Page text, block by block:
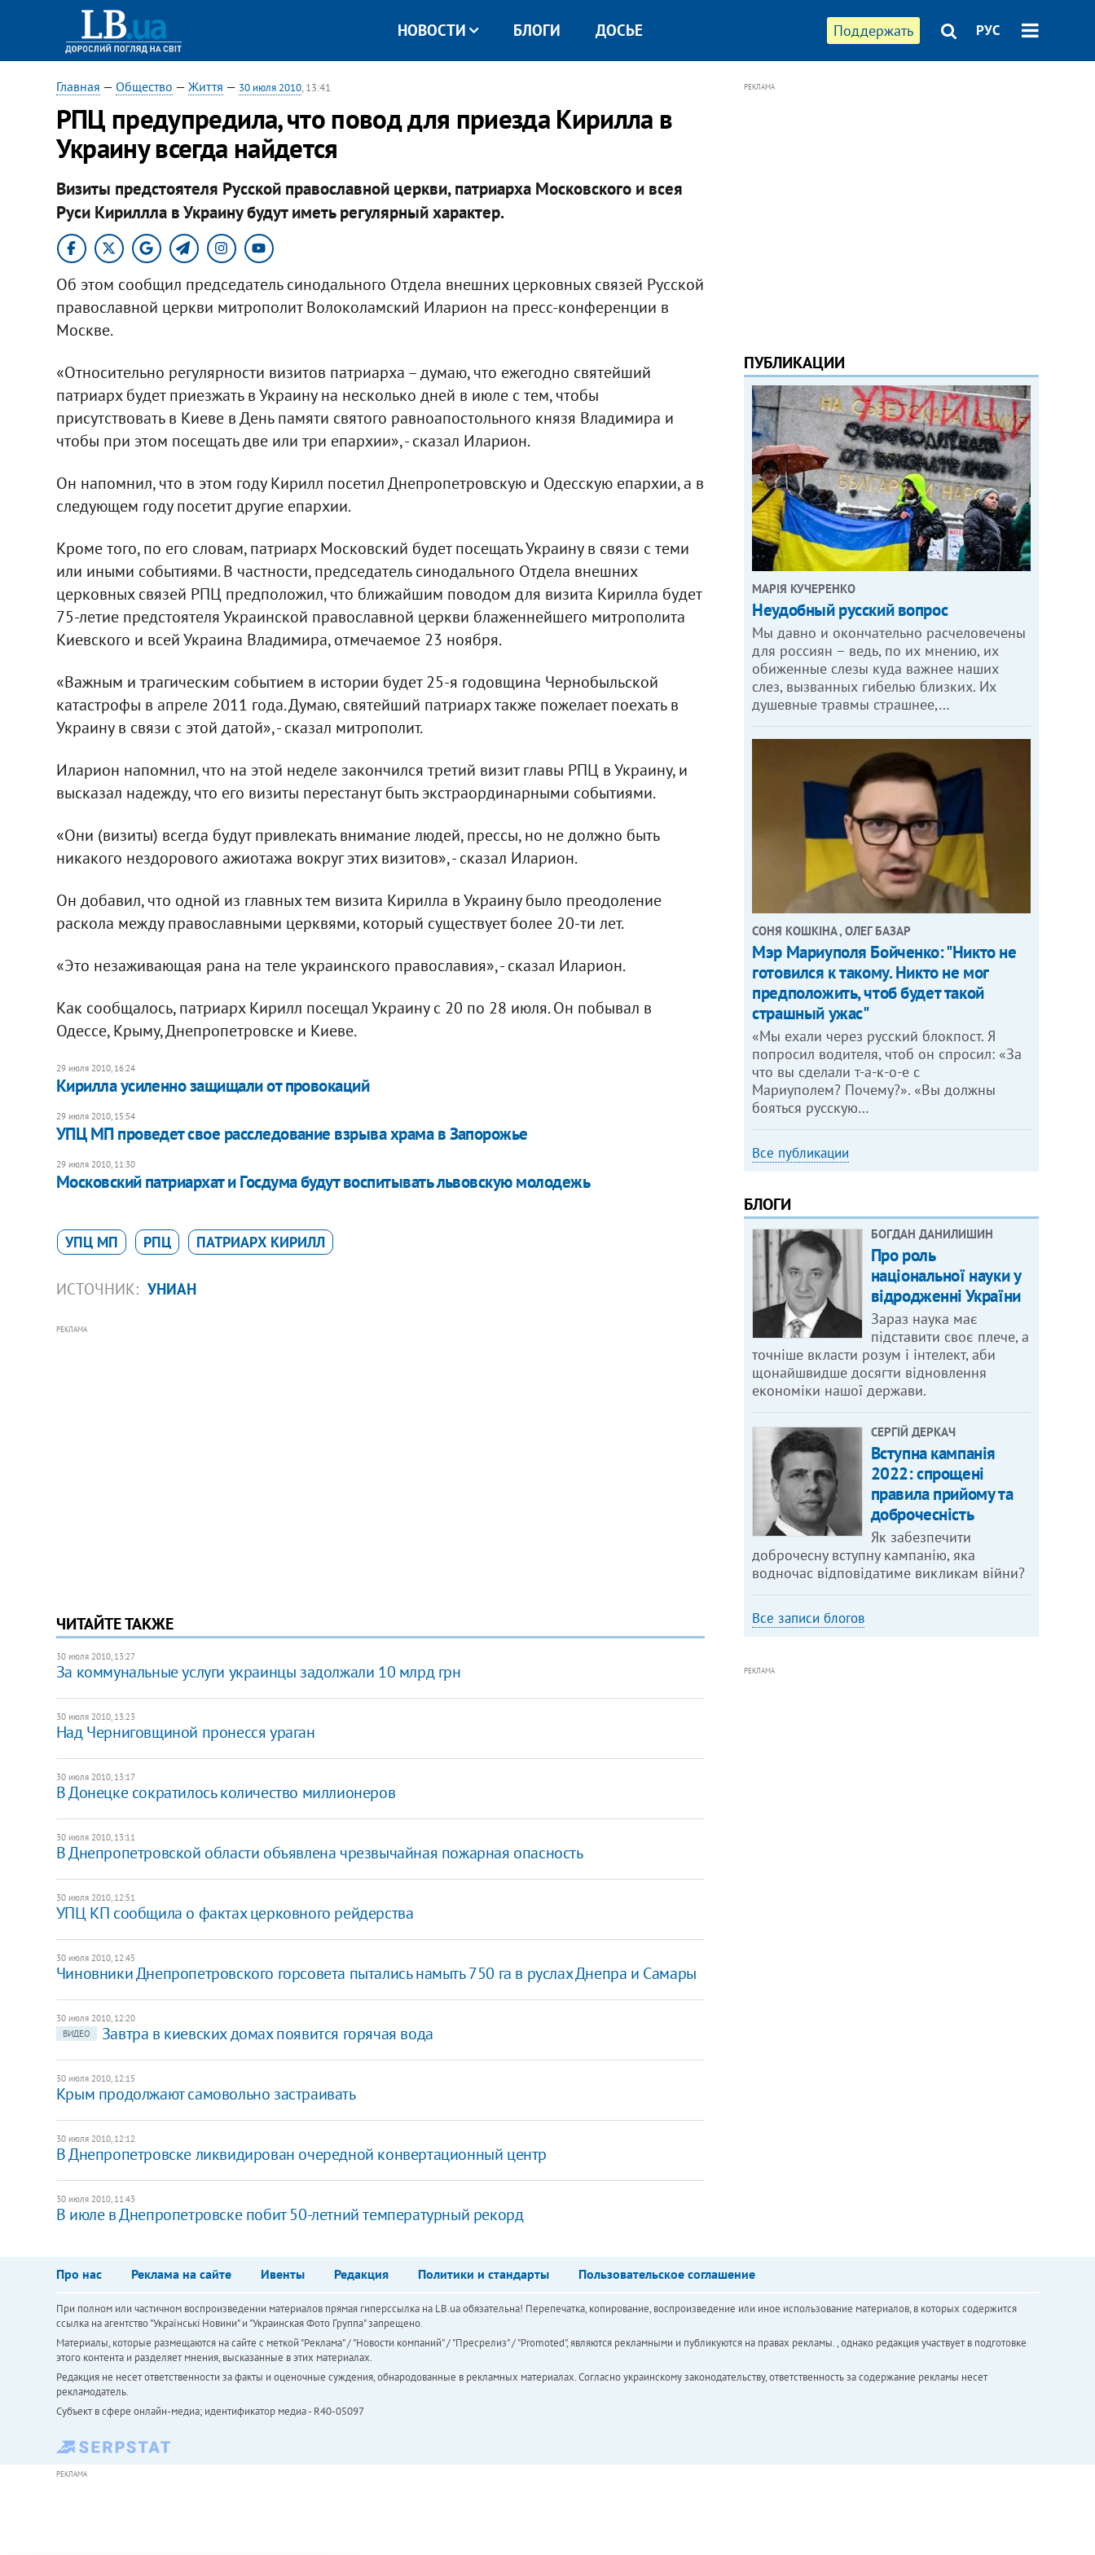
Поддержать РУС
НОВОСТИ БЛОГИ ДОСЬЕ
Главная — Общество — Життя — 30 июля 2010, 13:41
РПЦ предупредила, что повод для приезда Кирилла в
Украину всегда найдется
Визиты предстоятеля Русской православной церкви, патриарха Московского и всея
Руси Кириллла в Украину будут иметь регулярный характер.
Об этом сообщил председатель синодального Отдела внешних церковных связей Русской
православной церкви митрополит Волоколамский Иларион на пресс-конференции в
Москве.
«Относительно регулярности визитов патриарха – думаю, что ежегодно святейший
патриарх будет приезжать в Украину на несколько дней в июле с тем, чтобы
присутствовать в Киеве в День памяти святого равноапостольного князя Владимира и
чтобы при этом посещать две или три епархии», - сказал Иларион.
Он напомнил, что в этом году Кирилл посетил Днепропетровскую и Одесскую епархии, а в
следующем году посетит другие епархии.
Кроме того, по его словам, патриарх Московский будет посещать Украину в связи с теми
или иными событиями. В частности, председатель синодального Отдела внешних
церковных связей РПЦ предположил, что ближайшим поводом для визита Кирилла будет
75-летие предстоятеля Украинской православной церкви блаженнейшего митрополита
Киевского и всей Украина Владимира, отмечаемое 23 ноября.
«Важным и трагическим событием в истории будет 25-я годовщина Чернобыльской
катастрофы в апреле 2011 года. Думаю, святейший патриарх также пожелает поехать в
Украину в связи с этой датой», - сказал митрополит.
Иларион напомнил, что на этой неделе закончился третий визит главы РПЦ в Украину, и
высказал надежду, что его визиты перестанут быть экстраординарными событиями.
«Они (визиты) всегда будут привлекать внимание людей, прессы, но не должно быть
никакого нездорового ажиотажа вокруг этих визитов», - сказал Иларион.
Он добавил, что одной из главных тем визита Кирилла в Украину было преодоление
раскола между православными церквями, который существует более 20-ти лет.
«Это незаживающая рана на теле украинского православия», - сказал Иларион.
Как сообщалось, патриарх Кирилл посещал Украину с 20 по 28 июля. Он побывал в
Одессе, Крыму, Днепропетровске и Киеве.
29 июля 2010, 16:24
Кирилла усиленно защищали от провокаций
29 июля 2010, 15:54
УПЦ МП проведет свое расследование взрыва храма в Запорожье
29 июля 2010, 11:30
Московский патриархат и Госдума будут воспитывать львовскую молодежь
УПЦ МП РПЦ ПАТРИАРХ КИРИЛЛ
ИСТОЧНИК: УНИАН
РЕКЛАМА
ЧИТАЙТЕ ТАКЖЕ
30 июля 2010, 13:27
За коммунальные услуги украинцы задолжали 10 млрд грн
30 июля 2010, 13:23
Над Черниговщиной пронесся ураган
30 июля 2010, 13:17
В Донецке сократилось количество миллионеров
30 июля 2010, 13:11
В Днепропетровской области объявлена чрезвычайная пожарная опасность
30 июля 2010, 12:51
УПЦ КП сообщила о фактах церковного рейдерства
30 июля 2010, 12:45
Чиновники Днепропетровского горсовета пытались намыть 750 га в руслах Днепра и Самары
30 июля 2010, 12:20
ВИДЕО
Завтра в киевских домах появится горячая вода
30 июля 2010, 12:15
Крым продолжают самовольно застраивать
30 июля 2010, 12:12
В Днепропетровске ликвидирован очередной конвертационный центр
30 июля 2010, 11:43
В июле в Днепропетровске побит 50-летний температурный рекорд
РЕКЛАМА
ПУБЛИКАЦИИ
МАРІЯ КУЧЕРЕНКО
​Неудобный русский вопрос
Мы давно и окончательно расчеловечены
для россиян – ведь, по их мнению, их
обиженные слезы куда важнее наших
слез, вызванных гибелью близких. Их
душевные травмы страшнее,…
СОНЯ КОШКІНА , ОЛЕГ БАЗАР
Мэр Мариуполя Бойченко: "Никто не
готовился к такому. Никто не мог
предположить, чтоб будет такой
страшный ужас"
«Мы ехали через русский блокпост. Я
попросил водителя, чтоб он спросил: «За
что вы сделали т-а-к-о-е с
Мариуполем? Почему?». «Вы должны
бояться русскую…
Все публикации
БЛОГИ
БОГДАН ДАНИЛИШИН
Про роль
національної науки у
відродженні України
Зараз наука має
підставити своє плече, а
точніше вкласти розум і інтелект, аби
щонайшвидше досягти відновлення
економіки нашої держави.
СЕРГІЙ ДЕРКАЧ
Вступна кампанія
2022: спрощені
правила прийому та
доброчесність
Як забезпечити
доброчесну вступну кампанію, яка
водночас відповідатиме викликам війни?
Все записи блогов
РЕКЛАМА
Про нас Реклама на сайте Ивенты Редакция Политики и стандарты Пользовательское соглашение
При полном или частичном воспроизведении материалов прямая гиперссылка на LB.ua обязательна! Перепечатка, копирование, воспроизведение или иное использование материалов, в которых содержится
ссылка на агентство "Українськi Новини" и "Украинская Фото Группа" запрещено.
Материалы, которые размещаются на сайте с меткой "Реклама" / "Новости компаний" / "Пресрелиз" / "Promoted", являются рекламными и публикуются на правах рекламы. , однако редакция участвует в подготовке
этого контента и разделяет мнения, высказанные в этих материалах.
Редакция не несет ответственности за факты и оценочные суждения, обнародованные в рекламных материалах. Согласно украинскому законодательству, ответственность за содержание рекламы несет
рекламодатель.
Субъект в сфере онлайн-медиа; идентификатор медиа - R40-05097
РЕКЛАМА